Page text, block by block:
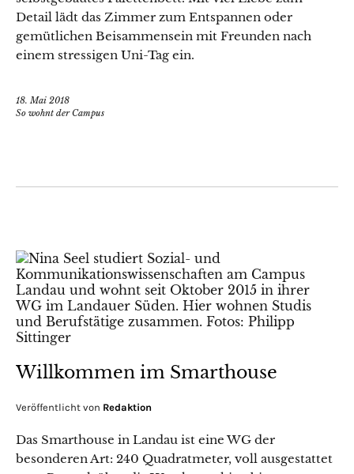
Detail lädt das Zimmer zum Entspannen oder
gemütlichen Beisammensein mit Freunden nach
einem stressigen Uni-Tag ein.
18. Mai 2018
So wohnt der Campus
Willkommen im Smarthouse
Veröffentlicht von Redaktion
Das Smarthouse in Landau ist eine WG der
besonderen Art: 240 Quadratmeter, voll ausgestattet